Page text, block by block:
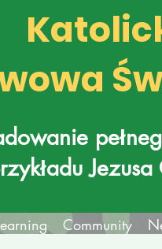
Jezusa
Community